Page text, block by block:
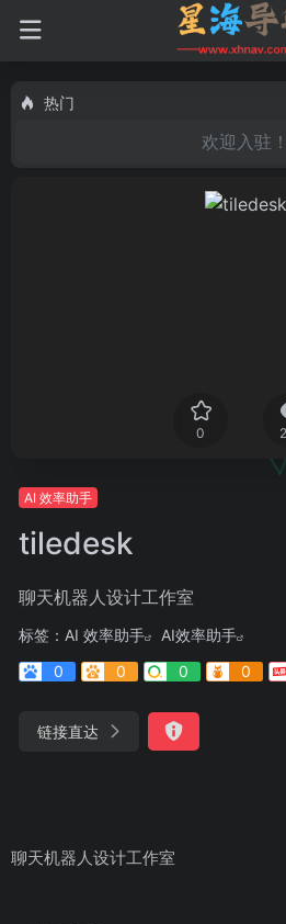
热门
欢迎入驻！
0
AI 效率助手
tiledesk
聊天机器人设计工作室
标签： AI 效率助手
AI效率助手
0
0 0 0
链接直达
聊天机器人设计工作室